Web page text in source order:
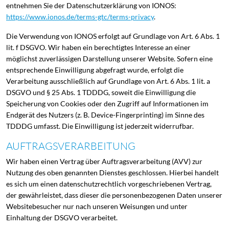
entnehmen Sie der Datenschutzerklärung von IONOS:
https://www.ionos.de/terms-gtc/terms-privacy.
Die Verwendung von IONOS erfolgt auf Grundlage von Art. 6 Abs. 1
lit. f DSGVO. Wir haben ein berechtigtes Interesse an einer
möglichst zuverlässigen Darstellung unserer Website. Sofern eine
entsprechende Einwilligung abgefragt wurde, erfolgt die
Verarbeitung ausschließlich auf Grundlage von Art. 6 Abs. 1 lit. a
DSGVO und § 25 Abs. 1 TDDDG, soweit die Einwilligung die
Speicherung von Cookies oder den Zugriff auf Informationen im
Endgerät des Nutzers (z. B. Device-Fingerprinting) im Sinne des
TDDDG umfasst. Die Einwilligung ist jederzeit widerrufbar.
AUFTRAGSVERARBEITUNG
Wir haben einen Vertrag über Auftragsverarbeitung (AVV) zur
Nutzung des oben genannten Dienstes geschlossen. Hierbei handelt
es sich um einen datenschutzrechtlich vorgeschriebenen Vertrag,
der gewährleistet, dass dieser die personenbezogenen Daten unserer
Websitebesucher nur nach unseren Weisungen und unter
Einhaltung der DSGVO verarbeitet.